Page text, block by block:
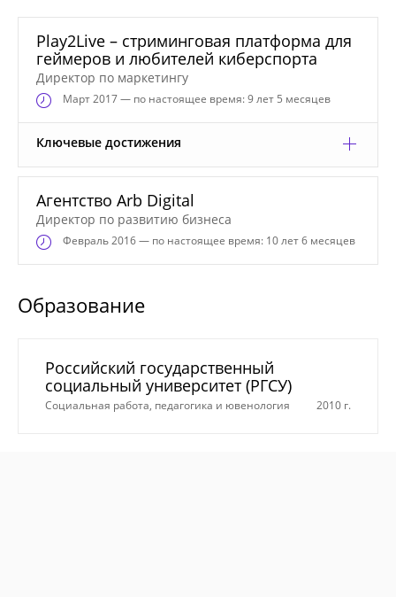
Play2Live – стриминговая платформа для
геймеров и любителей киберспорта
Директор по маркетингу
Март2017 — по настоящее время: 9 лет 5 месяцев
Ключевые достижения
Агентство Arb Digital
Директор по развитию бизнеса
Февраль2016 — по настоящее время: 10 лет 6 месяцев
Образование
Российский государственный
социальный университет (РГСУ)
Социальная работа, педагогика и ювенология 2010 г.